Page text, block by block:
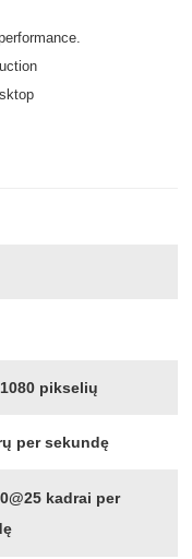
pikselių
per sekundę
kadrai per